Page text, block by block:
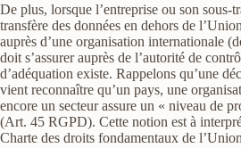
De plus, lorsque l’entreprise ou son sous-
transfère des données en dehors de
auprès d’une organisation internationale
doit s’assurer auprès de l’autorité de
d’adéquation existe. Rappelons qu’une
vient reconnaître qu’un pays, une
encore un secteur assure un « niveau de
(Art. 45 RGPD). Cette notion est à
Charte des droits fondamentaux de